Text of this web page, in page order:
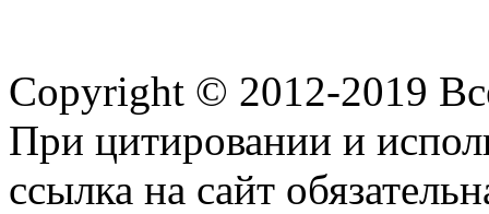
Copyright © 2012-2019
При цитировании и
ссылка на сайт